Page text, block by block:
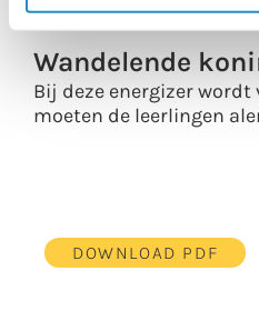
Wandelende
Bij deze energizer wordt
moeten de leerlingen
DOWNLOAD PDF